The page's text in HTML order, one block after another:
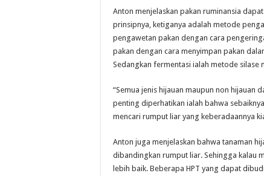
Anton menjelaskan pakan ruminansia
prinsipnya, ketiganya adalah metode
pengawetan pakan dengan cara
pakan dengan cara menyimpan pakan
Sedangkan fermentasi ialah metode
“Semua jenis hijauan maupun non hijauan
penting diperhatikan ialah bahwa
mencari rumput liar yang keberadaannya
Anton juga menjelaskan bahwa tanaman
dibandingkan rumput liar. Sehingga kalau
lebih baik. Beberapa HPT yang dapat